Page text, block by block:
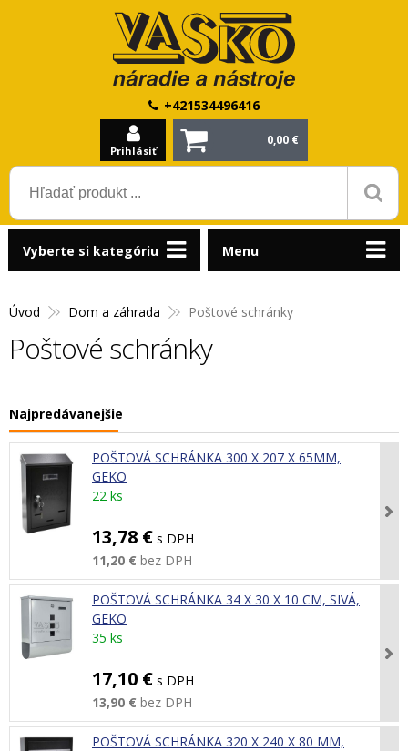
+421534496416
Prihlásiť
0,00 €
Úvod Dom a záhrada Poštové schránky
Poštové schránky
Najpredávanejšie
POŠTOVÁ SCHRÁNKA 300 X 207 X 65MM,
GEKO
22 ks
13,78 € s DPH
11,20 € bez DPH
POŠTOVÁ SCHRÁNKA 34 X 30 X 10 CM, SIVÁ,
GEKO
35 ks
17,10 € s DPH
13,90 € bez DPH
POŠTOVÁ SCHRÁNKA 320 X 240 X 80 MM,
Vyberte si kategóriu Menu